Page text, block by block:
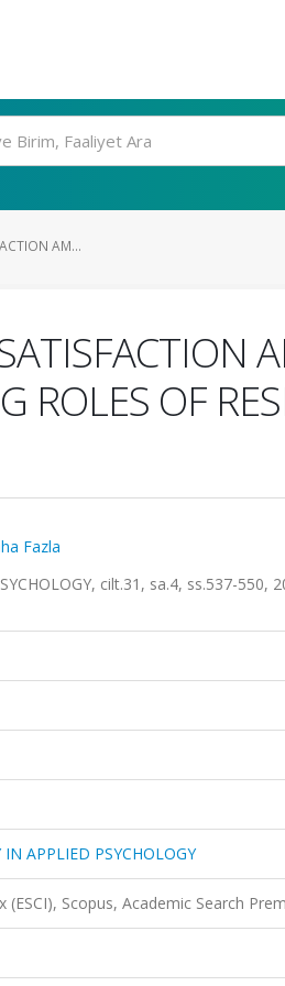
AM...
ROLES OF
Fazla
cilt.31, sa.4, ss.537-550,
APPLIED PSYCHOLOGY
Scopus, Academic Search